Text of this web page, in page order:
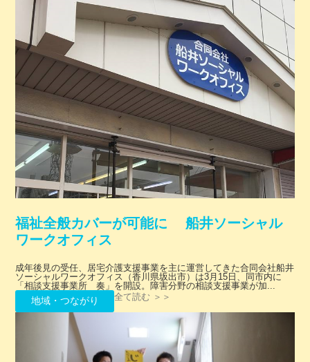
福祉全般カバーが可能に 船井ソーシャル
ワークオフィス
成年後見の受任、居宅介護支援事業を主に運営してきた合同会社船井
ソーシャルワークオフィス（香川県坂出市）は3月15日、同市内に
「相談支援事業所 奏」を開設。障害分野の相談支援事業が加...
地域・つながり 全て読む ＞＞